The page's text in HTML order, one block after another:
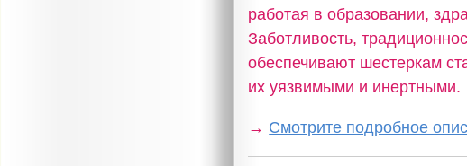
работая в образовании,
Заботливость,
обеспечивают шестеркам
их уязвимыми и инертными.
→ Смотрите подробное